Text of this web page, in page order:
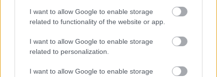
I want to allow Google to enable storage
related to functionality of the website or app.
I want to allow Google to enable storage
related to personalization.
I want to allow Google to enable storage